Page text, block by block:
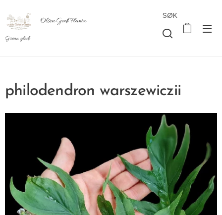
Olsen Godt Planta
Grønn glede
SØK
philodendron warszewiczii